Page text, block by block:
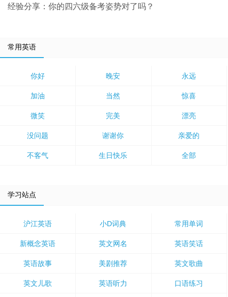
经验分享：你的四六级备考姿势对了吗？
常用英语
你好 晚安 永远
加油 当然 惊喜
微笑 完美 漂亮
没问题 谢谢你 亲爱的
不客气 生日快乐 全部
学习站点
沪江英语 小D词典 常用单词
新概念英语 英文网名 英语笑话
英语故事 美剧推荐 英文歌曲
英文儿歌 英语听力 口语练习